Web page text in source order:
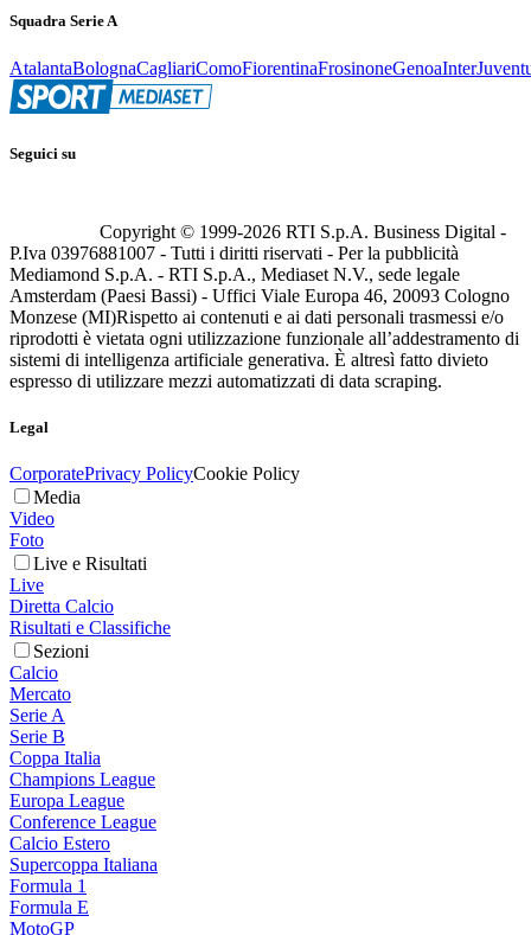
Squadra Serie A
AtalantaBolognaCagliariComoFiorentinaFrosinoneGenoaInter
Seguici su
Copyright © 1999-2026 RTI S.p.A. Business Digital -
P.Iva 03976881007 - Tutti i diritti riservati - Per la pubblicità
Mediamond S.p.A. - RTI S.p.A., Mediaset N.V., sede legale
Amsterdam (Paesi Bassi) - Uffici Viale Europa 46, 20093 Cologno
Monzese (MI)Rispetto ai contenuti e ai dati personali trasmessi e/o
riprodotti è vietata ogni utilizzazione funzionale all’addestramento di
sistemi di intelligenza artificiale generativa. È altresì fatto divieto
espresso di utilizzare mezzi automatizzati di data scraping.
Legal
CorporatePrivacy PolicyCookie Policy
Media
Video
Foto
Live e Risultati
Live
Diretta Calcio
Risultati e Classifiche
Sezioni
Calcio
Mercato
Serie A
Serie B
Coppa Italia
Champions League
Europa League
Conference League
Calcio Estero
Supercoppa Italiana
Formula 1
Formula E
MotoGP